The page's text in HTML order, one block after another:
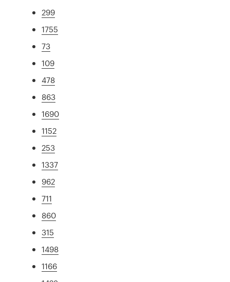
299
1755
73
109
478
863
1690
1152
253
1337
962
711
860
315
1498
1166